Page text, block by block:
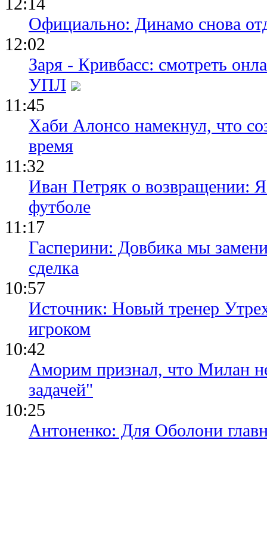
Официально: Динамо снова
12:02
Заря - Кривбасс: смотреть
УПЛ
11:45
Хаби Алонсо намекнул, что
время
11:32
Иван Петряк о возвращении:
футболе
11:17
Гасперини: Довбика мы
сделка
10:57
Источник: Новый тренер
игроком
10:42
Аморим признал, что Милан
задачей"
10:25
Антоненко: Для Оболони